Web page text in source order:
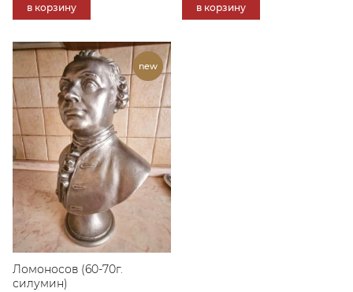
в корзину в корзину
Ломоносов (60-70г.
силумин)